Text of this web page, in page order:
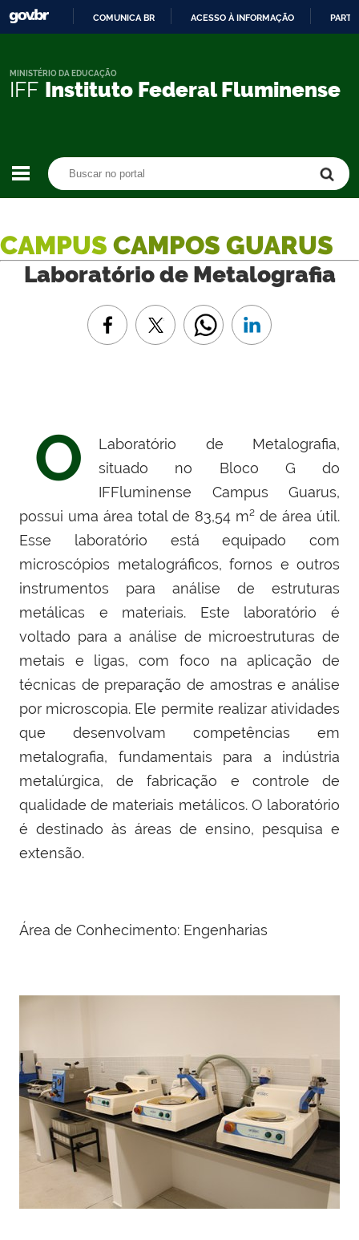
CONTEÚDO
COMUNICA BR ACESSO À INFORMAÇÃO
IFF Instituto Federal Fluminense
MINISTÉRIO DA EDUCAÇÃO
CAMPUS CAMPOS GUARUS
Laboratório de Metalografia
O
Laboratório de Metalografia,
situado no Bloco G do
IFFluminense Campus Guarus,
possui uma área total de 83,54 m² de área útil.
Esse laboratório está equipado com
microscópios metalográficos, fornos e outros
instrumentos para análise de estruturas
metálicas e materiais. Este laboratório é
voltado para a análise de microestruturas de
metais e ligas, com foco na aplicação de
técnicas de preparação de amostras e análise
por microscopia. Ele permite realizar atividades
que desenvolvam competências em
metalografia, fundamentais para a indústria
metalúrgica, de fabricação e controle de
qualidade de materiais metálicos. O laboratório
é destinado às áreas de ensino, pesquisa e
extensão.
Área de Conhecimento: Engenharias